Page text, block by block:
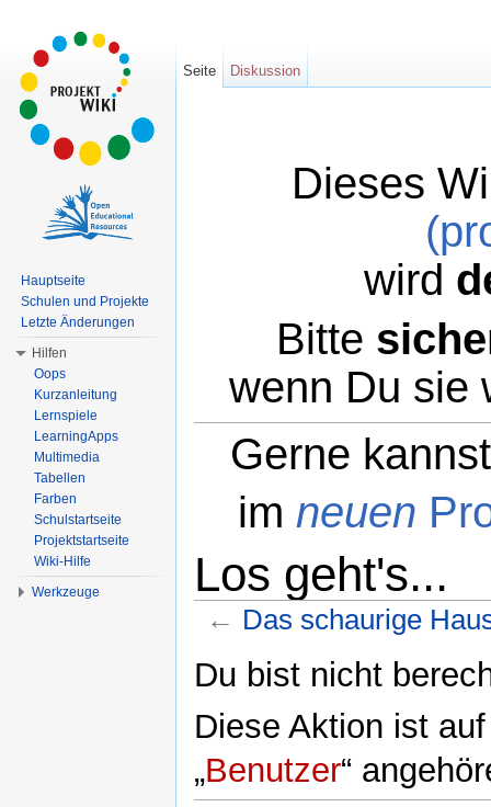
Dieses
wird
Bitte
wenn Du sie
Gerne
im neuen
Los geht's...
← Das schaurige
Du bist nicht
Diese Aktion ist
„Benutzer“
Seite Diskussion
Hauptseite
Schulen und Projekte
Letzte Änderungen
Hilfen
Oops
Kurzanleitung
Lernspiele
LearningApps
Multimedia
Tabellen
Farben
Schulstartseite
Projektstartseite
Wiki-Hilfe
Werkzeuge